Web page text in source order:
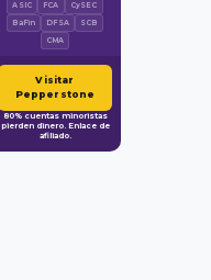
ASIC FCA
CySEC
BaFin
DFSA
SCB
CMA
Visitar
Pepperstone
80% cuentas minoristas
pierden dinero. Enlace de
afiliado.